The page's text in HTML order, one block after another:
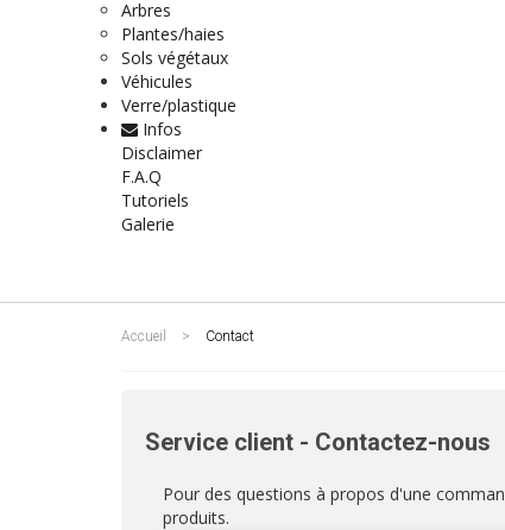
Arbres
Plantes/haies
Sols végétaux
Véhicules
Verre/plastique
Infos
Disclaimer
F.A.Q
Tutoriels
Galerie
Accueil > Contact
Service client - Contactez-nous
Pour des questions à propos d'une
produits.